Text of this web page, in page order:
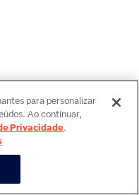
para personalizar
Ao continuar,
Privacidade.